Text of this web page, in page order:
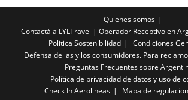
Quienes somos
Contactá a LYLTravel | Operador Receptivo en
Politica Sostenibilidad
Condiciones
Defensa de las y los consumidores. Para
Preguntas Frecuentes sobre
Política de privacidad de datos y uso de
Check In Aerolineas
Mapa de